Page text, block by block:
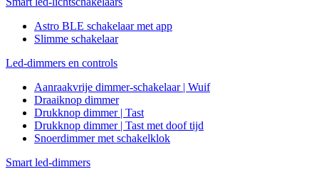
Astro BLE schakelaar met app
Slimme schakelaar
Led-dimmers en controls
Aanraakvrije dimmer-schakelaar | Wuif
Draaiknop dimmer
Drukknop dimmer | Tast
Drukknop dimmer | Tast met doof tijd
Snoerdimmer met schakelklok
Smart led-dimmers